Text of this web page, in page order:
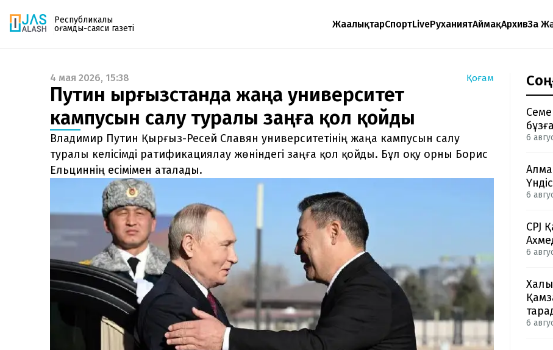
Республикалық
қоғамдық-саяси газеті
ЖаңалықтарСпортLiveРуханиятАймақАрхивЗаң
Газетке жазылу
PDF форматтағы газетті ай сайын электронды
поштаңызға алып отырыңыз. Жаңа нөмір
шыққан сәтте сізге бірден жіберіледі. Тек email
енгізіңіз, біз қалғанын өзіміз жібереміз.
4 мая 2026, 15:38 Қоғам
Путин Қырғызстанда жаңа университет
кампусын салу туралы заңға қол қойды
Владимир Путин Қырғыз-Ресей Славян университетінің жаңа кампусын салу
туралы келісімді ратификациялау жөніндегі заңға қол қойды. Бұл оқу орны Борис
Ельциннің есімімен аталады.
6
6
CPJ
6
6